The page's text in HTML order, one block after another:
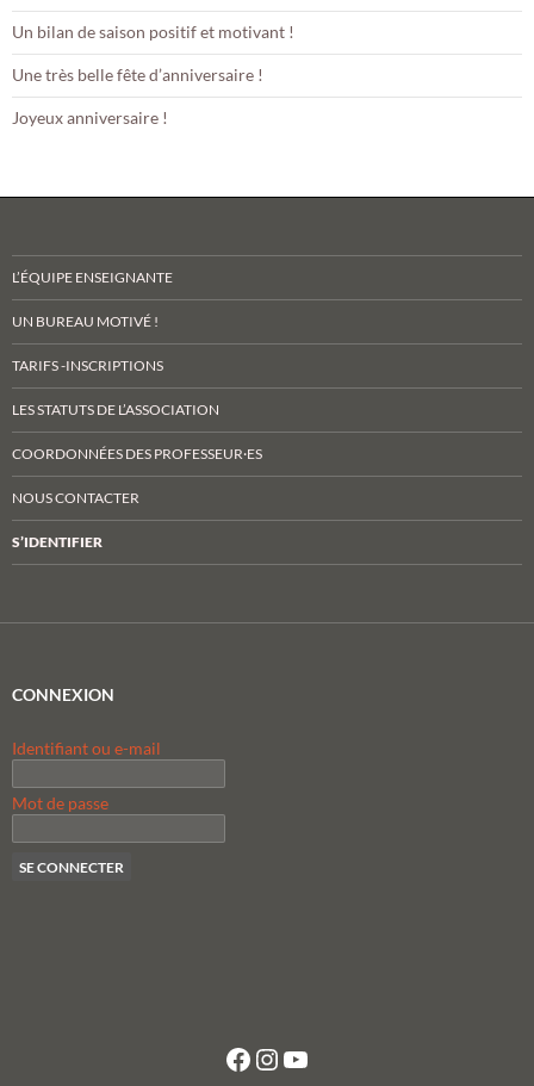
Un bilan de saison positif et motivant !
Une très belle fête d’anniversaire !
Joyeux anniversaire !
L’ÉQUIPE ENSEIGNANTE
UN BUREAU MOTIVÉ !
TARIFS -INSCRIPTIONS
LES STATUTS DE L’ASSOCIATION
COORDONNÉES DES PROFESSEUR·ES
NOUS CONTACTER
S’IDENTIFIER
CONNEXION
Identifiant ou e-mail
Mot de passe
Facebook
Instagram
YouTube